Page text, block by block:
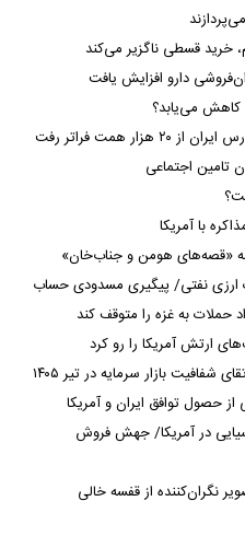
خرید قسطی ناگزیر می‌کند
دارو افزایش یافت
کاهش می‌یابد؟
تامین اجتماعی
با آمریکا
«قصه‌های هومن و جناب‌خان»
حملات به غزه را متوقف کند
ارتش آمریکا را رو کرد
بازار سرمایه در تیر ۱۴۰۵
در آمریکا/ جهش فروش
نگران‌کننده از قفسه خالی